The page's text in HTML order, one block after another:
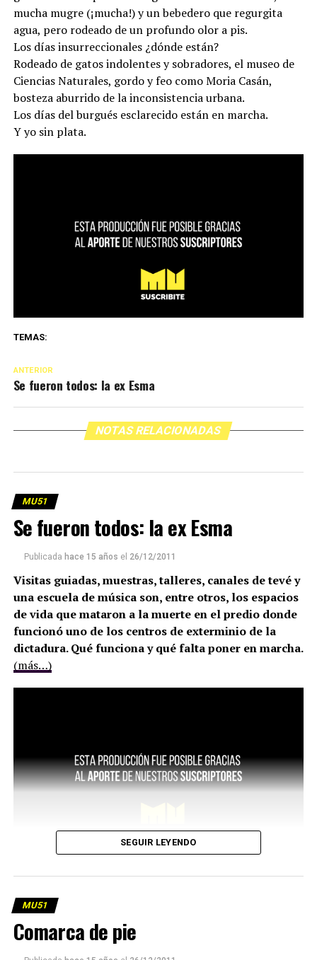
mucha mugre (¡mucha!) y un bebedero que regurgita
agua, pero rodeado de un profundo olor a pis.
Los días insurreccionales ¿dónde están?
Rodeado de gatos indolentes y sobradores, el museo de
Ciencias Naturales, gordo y feo como Moria Casán,
bosteza aburrido de la inconsistencia urbana.
Los días del burgués esclarecido están en marcha.
Y yo sin plata.
TEMAS:
ANTERIOR
Se fueron todos: la ex Esma
NOTAS RELACIONADAS
MU51
Se fueron todos: la ex Esma
Publicada hace 15 años el 26/12/2011
Visitas guiadas, muestras, talleres, canales de tevé y
una escuela de música son, entre otros, los espacios
de vida que mataron a la muerte en el predio donde
funcionó uno de los centros de exterminio de la
dictadura. Qué funciona y qué falta poner en marcha.
(más…)
SEGUIR LEYENDO
MU51
Comarca de pie